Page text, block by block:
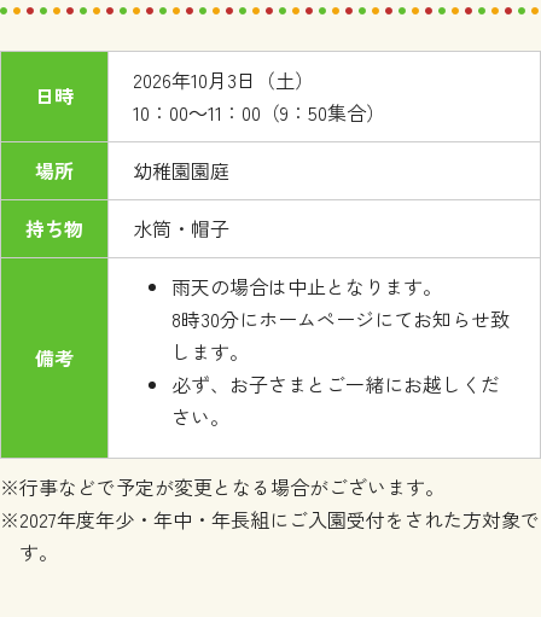
日時
2026年10月3日（土）
10：00～11：00（9：50集合）
場所
幼稚園園庭
持ち物
水筒・帽子
備考
雨天の場合は中止となります。
8時30分にホームページにてお知らせ致
します。
必ず、お子さまとご一緒にお越しくだ
さい。
※行事などで予定が変更となる場合がございます。
※2027年度年少・年中・年長組にご入園受付をされた方対象で
す。